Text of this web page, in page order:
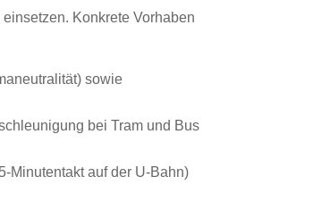
Konkrete Vorhaben
sowie
bei Tram und Bus
Minutentakt auf der U-Bahn)